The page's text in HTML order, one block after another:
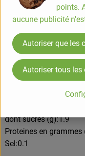
Présence: Oeufs,
Soja
Valeurs
Energie (kj)/
Matières grasses
dont acides gras
dont sucres (g):1.9
Proteines en grammes
Sel:0.1
points.
aucune publicité
Autoriser que les
Autoriser tous les